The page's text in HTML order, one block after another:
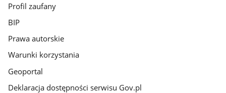
Profil zaufany
BIP
Prawa autorskie
Warunki korzystania
Geoportal
Deklaracja dostępności serwisu Gov.pl